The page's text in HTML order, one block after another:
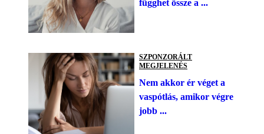
függhet össze a ...
SZPONZORÁLT
MEGJELENÉS
Nem akkor ér véget a
vaspótlás, amikor végre
jobb ...